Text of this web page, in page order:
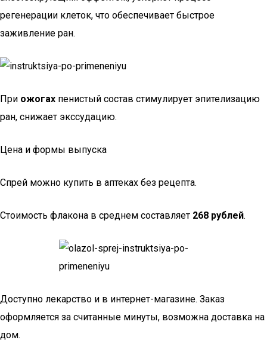
регенерации клеток, что обеспечивает быстрое
заживление ран.
При ожогах пенистый состав стимулирует эпителизацию
ран, снижает экссудацию.
Цена и формы выпуска
Спрей можно купить в аптеках без рецепта.
Стоимость флакона в среднем составляет 268 рублей.
Доступно лекарство и в интернет-магазине. Заказ
оформляется за считанные минуты, возможна доставка на
дом.